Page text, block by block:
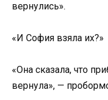
вернулись».
«И София взяла их?»
«Она сказала, что
вернула», —